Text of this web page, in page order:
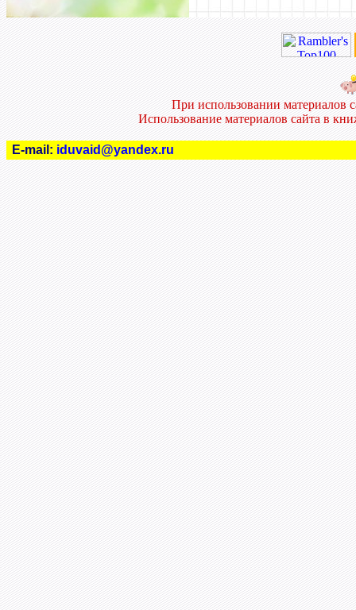
При использовании материалов
Использование материалов сайта в
E-mail: iduvaid@yandex.ru